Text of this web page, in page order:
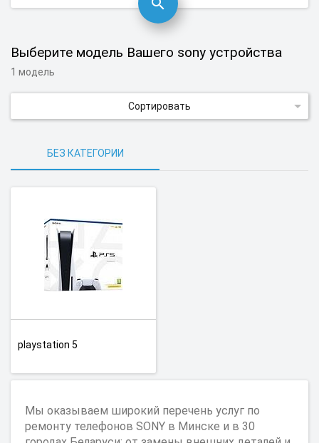
Выберите модель Вашего sony устройства
1 модель
Сортировать
БЕЗ КАТЕГОРИИ
playstation 5
Мы оказываем широкий перечень услуг по
ремонту телефонов SONY в Минске и в 30